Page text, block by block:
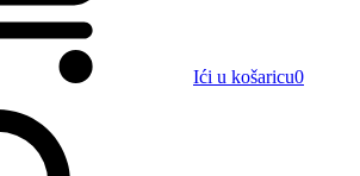
Ići u košaricu0